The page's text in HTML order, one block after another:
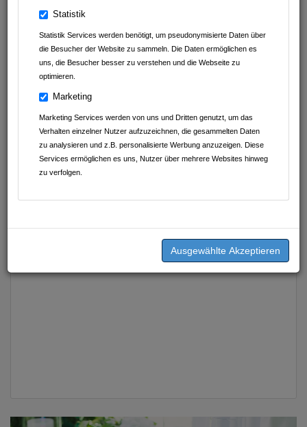
Statistik
Statistik Services werden benötigt, um pseudonymisierte Daten über
die Besucher der Website zu sammeln. Die Daten ermöglichen es
uns, die Besucher besser zu verstehen und die Webseite zu
optimieren.
Marketing
Marketing Services werden von uns und Dritten genutzt, um das
Verhalten einzelner Nutzer aufzuzeichnen, die gesammelten Daten
zu analysieren und z.B. personalisierte Werbung anzuzeigen. Diese
Services ermöglichen es uns, Nutzer über mehrere Websites hinweg
zu verfolgen.
Ansprechpartner
Frank Schöneberg
(Inhaber)
07138 / 815 57 55
info@billmann-bestattungen.de